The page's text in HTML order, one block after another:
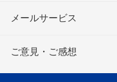
メールサービス
ご意見・ご感想